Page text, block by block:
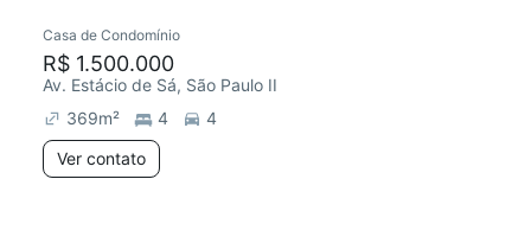
Casa de Condomínio
R$ 1.500.000
Av. Estácio de Sá, São Paulo II
369m² 4
4
Ver contato